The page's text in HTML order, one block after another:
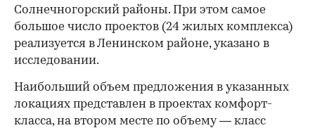
Солнечногорский районы. При этом самое
большое число проектов (24 жилых комплекса)
реализуется в Ленинском районе, указано в
исследовании.
Наибольший объем предложения в указанных
локациях представлен в проектах комфорт-
класса, на втором месте по объему — класс